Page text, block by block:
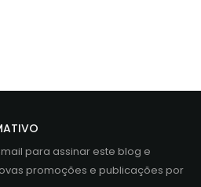
para assinar este blog e
promoções e publicações por